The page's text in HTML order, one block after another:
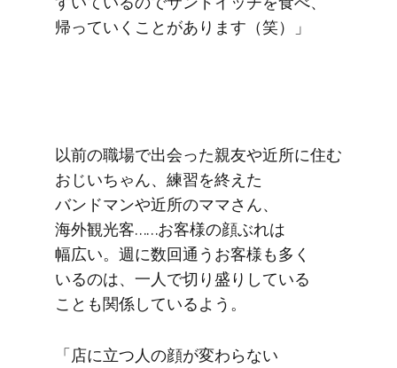
帰っていく​ことがあります​（笑）」
以前の​職場で​出会った​親友や​近所に​住む​
おじいちゃん、​練習を​終えた​
バンドマンや​近所の​ママさん、​
海外観光客……​お客様の​顔ぶれは​
幅広い。​週に​数回通う​お客様も​多く​
いるのは、​一人で​切り​盛りしている​
ことも​関係しているよう。
「店に​立つ人の​顔が​変わらない​